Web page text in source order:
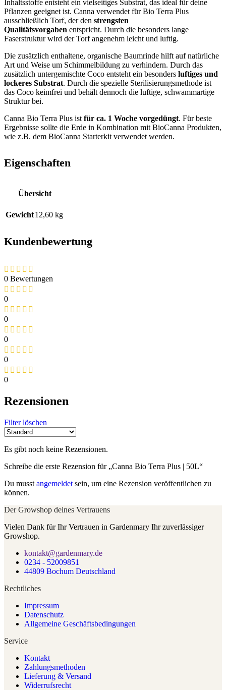
Inhaltsstoffe entsteht ein vielseitiges Substrat, das ideal für deine
Pflanzen geeignet ist. Canna verwendet für Bio Terra Plus
ausschließlich Torf, der den strengsten
Qualitätsvorgaben entspricht. Durch die besonders lange
Faserstruktur wird der Torf angenehm leicht und luftig.
Die zusätzlich enthaltene, organische Baumrinde hilft auf natürliche
Art und Weise um Schimmelbildung zu verhindern. Durch das
zusätzlich untergemischte Coco entsteht ein besonders luftiges und
lockeres Substrat. Durch die spezielle Sterilisierungsmethode ist
das Coco keimfrei und behält dennoch die luftige, schwammartige
Struktur bei.
Canna Bio Terra Plus istfür ca. 1 Woche vorgedüngt. Für beste
Ergebnisse sollte die Erde in Kombination mit BioCanna Produkten,
wie z.B. dem BioCanna Starterkit verwendet werden.
Eigenschaften
Übersicht
Gewicht12,60 kg
Kundenbewertung
0 Bewertungen
0
0
0
0
0
Rezensionen
Filter löschen
Es gibt noch keine Rezensionen.
Schreibe die erste Rezension für „Canna Bio Terra Plus | 50L“
Du musst angemeldet sein, um eine Rezension veröffentlichen zu
können.
Der Growshop deines Vertrauens
Vielen Dank für Ihr Vertrauen in Gardenmary Ihr zuverlässiger
Growshop.
kontakt@gardenmary.de
0234 - 52009851
44809 Bochum Deutschland
Rechtliches
Impressum
Datenschutz
Allgemeine Geschäftsbedingungen
Service
Kontakt
Zahlungsmethoden
Lieferung & Versand
Widerrufsrecht